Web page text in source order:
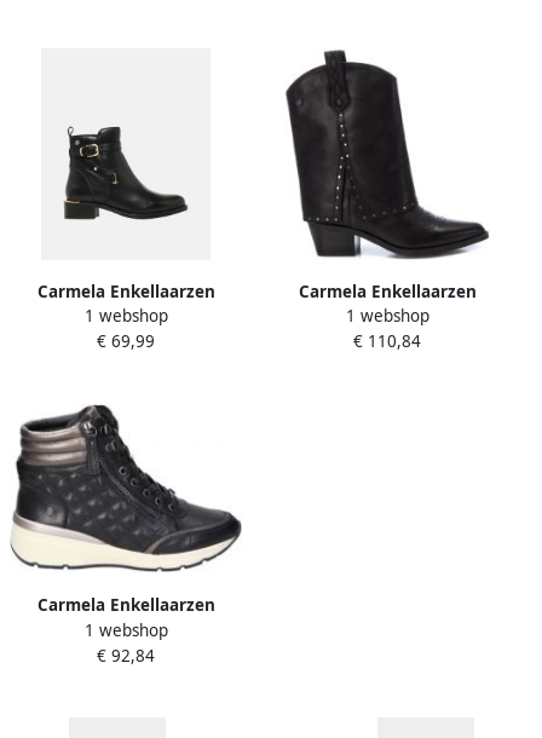
Carmela Enkellaarzen
16247501
1 webshop
€ 69,99
Carmela Enkellaarzen
16196101
1 webshop
€ 110,84
Carmela Enkellaarzen
16182101
1 webshop
€ 92,84